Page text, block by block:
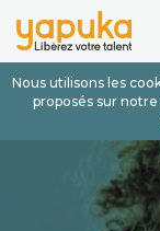
Nous utilisons les
proposés sur